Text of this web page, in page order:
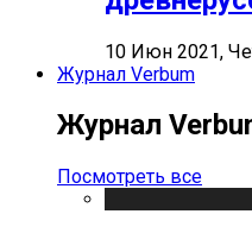
10 Июн 2021,
Журнал Verbum
Журнал
Посмотреть все